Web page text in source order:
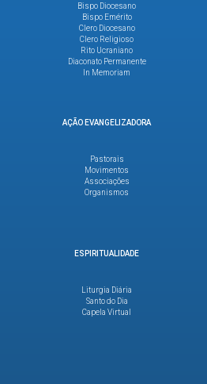
Bispo Diocesano
Bispo Emérito
Clero Diocesano
Clero Religioso
Rito Ucraniano
Diaconato Permanente
In Memoriam
AÇÃO EVANGELIZADORA
Pastorais
Movimentos
Associações
Organismos
ESPIRITUALIDADE
Liturgia Diária
Santo do Dia
Capela Virtual